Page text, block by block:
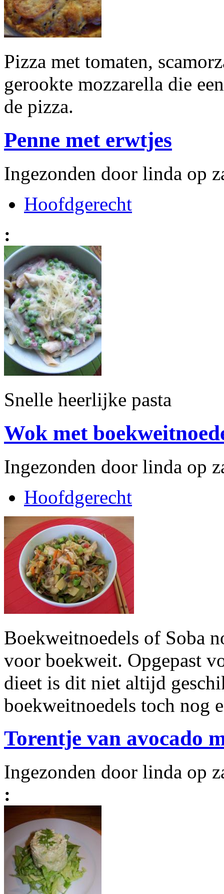
Pizza met tomaten,
gerookte mozzarella die
de pizza.
Penne met erwtjes
Ingezonden door linda op
Hoofdgerecht
:
Snelle heerlijke pasta
Wok met
Ingezonden door linda op
Hoofdgerecht
Boekweitnoedels of Soba
voor boekweit. Opgepast
dieet is dit niet altijd
boekweitnoedels toch nog
Torentje van avocado
Ingezonden door linda op
: